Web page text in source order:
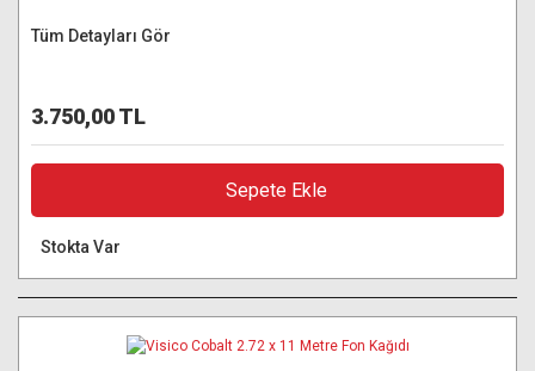
Tüm Detayları Gör
3.750,00 TL
Sepete Ekle
Stokta Var